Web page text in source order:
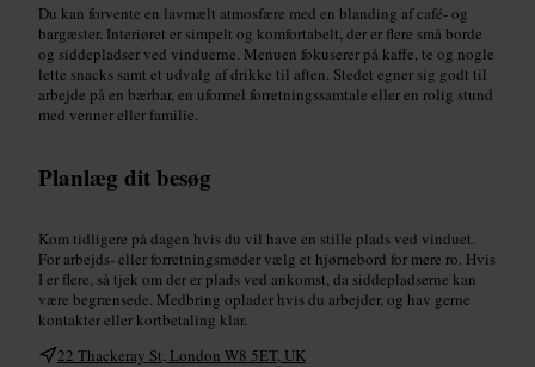
Du kan forvente en lavmælt atmosfære med en blanding af café- og
bargæster. Interiøret er simpelt og komfortabelt, der er flere små borde
og siddepladser ved vinduerne. Menuen fokuserer på kaffe, te og nogle
lette snacks samt et udvalg af drikke til aften. Stedet egner sig godt til
arbejde på en bærbar, en uformel forretningssamtale eller en rolig stund
med venner eller familie.
Planlæg dit besøg
Kom tidligere på dagen hvis du vil have en stille plads ved vinduet.
For arbejds- eller forretningsmøder vælg et hjørnebord for mere ro. Hvis
I er flere, så tjek om der er plads ved ankomst, da siddepladserne kan
være begrænsede. Medbring oplader hvis du arbejder, og hav gerne
kontakter eller kortbetaling klar.
22 Thackeray St, London W8 5ET, UK